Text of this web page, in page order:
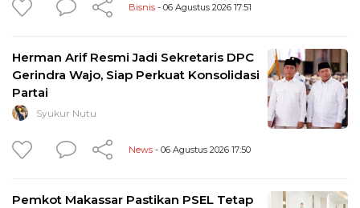
Bisnis - 06 Agustus 2026 17:51
Herman Arif Resmi Jadi Sekretaris DPC
Gerindra Wajo, Siap Perkuat Konsolidasi
Partai
Syukur Nutu
News - 06 Agustus 2026 17:50
Pemkot Makassar Pastikan PSEL Tetap